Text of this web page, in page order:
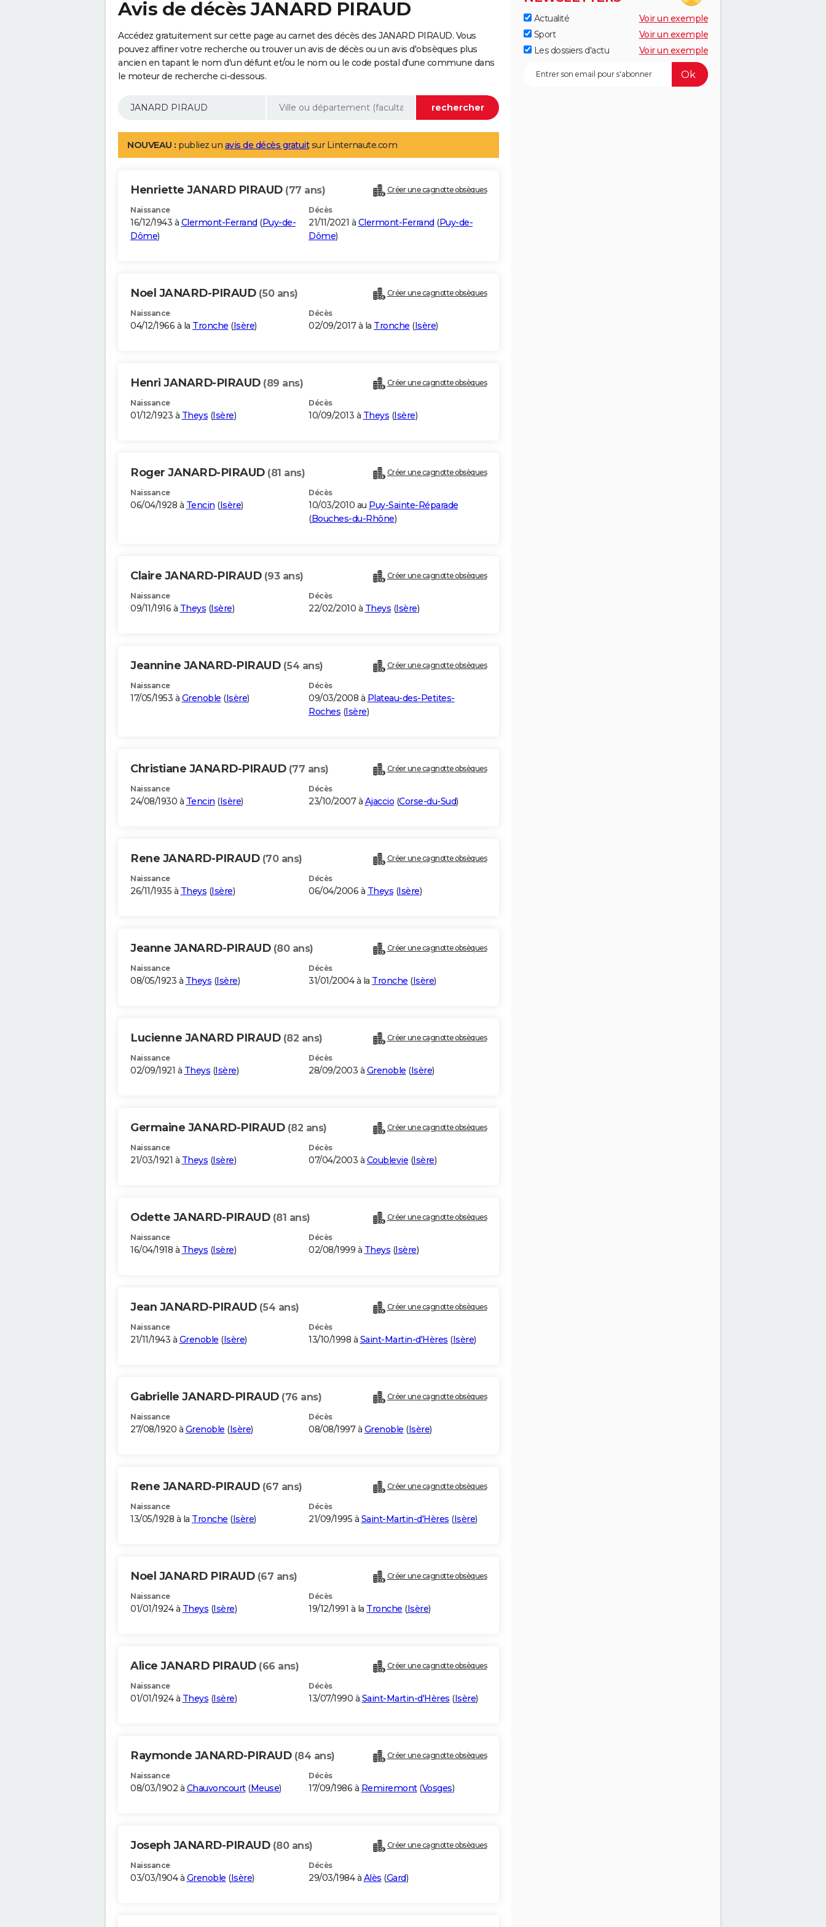
Avis de décès JANARD PIRAUD
Accédez gratuitement sur cette page au carnet des décès des JANARD PIRAUD. Vous
pouvez affiner votre recherche ou trouver un avis de décès ou un avis d'obsèques plus
ancien en tapant le nom d'un défunt et/ou le nom ou le code postal d'une commune dans
le moteur de recherche ci-dessous.
NOUVEAU : publiez un avis de décès gratuitsur Linternaute.com
Henriette JANARD PIRAUD (77 ans) Créer une cagnotte obsèques
Naissance
16/12/1943 à Clermont-Ferrand (Puy-de-
Dôme)
Décès
21/11/2021 à Clermont-Ferrand (Puy-de-
Dôme)
Noel JANARD-PIRAUD (50 ans) Créer une cagnotte obsèques
Naissance
04/12/1966 à la Tronche (Isère)
Décès
02/09/2017 à la Tronche (Isère)
Henri JANARD-PIRAUD (89 ans) Créer une cagnotte obsèques
Naissance
01/12/1923 à Theys (Isère)
Décès
10/09/2013 à Theys (Isère)
Roger JANARD-PIRAUD (81 ans) Créer une cagnotte obsèques
Naissance
06/04/1928 à Tencin (Isère)
Décès
10/03/2010 au Puy-Sainte-Réparade
(Bouches-du-Rhône)
Claire JANARD-PIRAUD (93 ans) Créer une cagnotte obsèques
Naissance
09/11/1916 à Theys (Isère)
Décès
22/02/2010 à Theys (Isère)
Jeannine JANARD-PIRAUD (54 ans) Créer une cagnotte obsèques
Naissance
17/05/1953 à Grenoble (Isère)
Décès
09/03/2008 à Plateau-des-Petites-
Roches (Isère)
Christiane JANARD-PIRAUD (77 ans) Créer une cagnotte obsèques
Naissance
24/08/1930 à Tencin (Isère)
Décès
23/10/2007 à Ajaccio (Corse-du-Sud)
Rene JANARD-PIRAUD (70 ans) Créer une cagnotte obsèques
Naissance
26/11/1935 à Theys (Isère)
Décès
06/04/2006 à Theys (Isère)
Jeanne JANARD-PIRAUD (80 ans) Créer une cagnotte obsèques
Naissance
08/05/1923 à Theys (Isère)
Décès
31/01/2004 à la Tronche (Isère)
Lucienne JANARD PIRAUD (82 ans) Créer une cagnotte obsèques
Naissance
02/09/1921 à Theys (Isère)
Décès
28/09/2003 à Grenoble (Isère)
Germaine JANARD-PIRAUD (82 ans) Créer une cagnotte obsèques
Naissance
21/03/1921 à Theys (Isère)
Décès
07/04/2003 à Coublevie (Isère)
Odette JANARD-PIRAUD (81 ans) Créer une cagnotte obsèques
Naissance
16/04/1918 à Theys (Isère)
Décès
02/08/1999 à Theys (Isère)
Jean JANARD-PIRAUD (54 ans) Créer une cagnotte obsèques
Naissance
21/11/1943 à Grenoble (Isère)
Décès
13/10/1998 à Saint-Martin-d'Hères (Isère)
Gabrielle JANARD-PIRAUD (76 ans) Créer une cagnotte obsèques
Naissance
27/08/1920 à Grenoble (Isère)
Décès
08/08/1997 à Grenoble (Isère)
Rene JANARD-PIRAUD (67 ans) Créer une cagnotte obsèques
Naissance
13/05/1928 à la Tronche (Isère)
Décès
21/09/1995 à Saint-Martin-d'Hères (Isère)
Noel JANARD PIRAUD (67 ans) Créer une cagnotte obsèques
Naissance
01/01/1924 à Theys (Isère)
Décès
19/12/1991 à la Tronche (Isère)
Alice JANARD PIRAUD (66 ans) Créer une cagnotte obsèques
Naissance
01/01/1924 à Theys (Isère)
Décès
13/07/1990 à Saint-Martin-d'Hères (Isère)
Raymonde JANARD-PIRAUD (84 ans) Créer une cagnotte obsèques
Naissance
08/03/1902 à Chauvoncourt(Meuse)
Décès
17/09/1986 à Remiremont(Vosges)
Joseph JANARD-PIRAUD (80 ans) Créer une cagnotte obsèques
Naissance
03/03/1904 à Grenoble (Isère)
Décès
29/03/1984 à Alès (Gard)
Actualité
Voir un exemple
Sport
Voir un exemple
Les dossiers d'actu
Voir un exemple